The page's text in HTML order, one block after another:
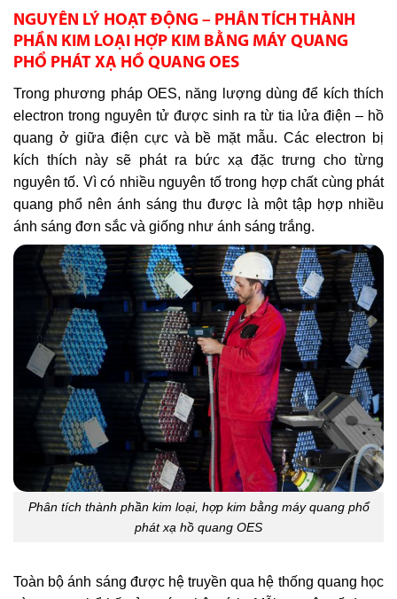
NGUYÊN LÝ HOẠT ĐỘNG – PHÂN TÍCH THÀNH
PHẦN KIM LOẠI HỢP KIM BẰNG MÁY QUANG
PHỔ PHÁT XẠ HỒ QUANG OES
Trong phương pháp OES, năng lượng dùng để kích thích
electron trong nguyên tử được sinh ra từ tia lửa điện – hồ
quang ở giữa điện cực và bề mặt mẫu. Các electron bị
kích thích này sẽ phát ra bức xạ đặc trưng cho từng
nguyên tố. Vì có nhiều nguyên tố trong hợp chất cùng phát
quang phổ nên ánh sáng thu được là một tập hợp nhiều
ánh sáng đơn sắc và giống như ánh sáng trắng.
Phân tích thành phần kim loại, hợp kim bằng máy quang phổ
phát xạ hồ quang OES
Toàn bộ ánh sáng được hệ truyền qua hệ thống quang học